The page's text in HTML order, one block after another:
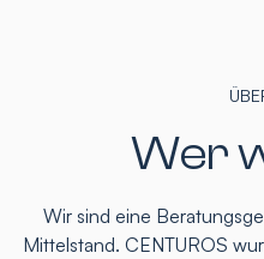
Wer
Wir sind eine
Mittelstand. CENTUROS